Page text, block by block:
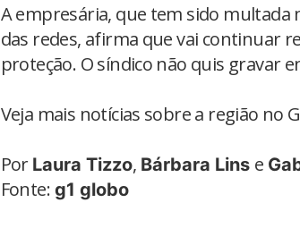
A empresária, que tem sido multada
das redes, afirma que vai continuar
proteção. O síndico não quis gravar
Veja mais notícias sobre a região no
Por Laura Tizzo, Bárbara Lins e
Fonte:g1 globo